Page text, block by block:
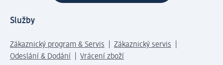
Služby
Zákaznický program & Servis
Zákaznický servis
Odeslání & Dodání
Vrácení zboží